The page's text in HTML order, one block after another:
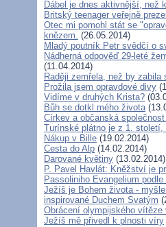
Ďábel je dnes aktivnější, než
Britský teenager veřejně
Otec mi pomohl stát se
knězem. (26.05.2014)
Mladý poutník Petr svědčí o
Nádherná odpověď 29-leté
(11.04.2014)
Raději zemřela, než by zabila
Prožila jsem opravdové divy
Vidíme v druhých Krista?
Bůh se dotkl mého života
Církev a občanská
Turínské plátno je z 1.
Nákup v Bille (19.02.2014)
Cesta do Alp (14.02.2014)
Darované květiny (13.02.2014)
P. Pavel Havlát: Kněžství je
Passoliniho Evangelium
Ježíš je Bohem života -
inspirované Duchem Svatým
Obrácení olympijského vítěze
Ježíš mě přivedl k plnosti víry